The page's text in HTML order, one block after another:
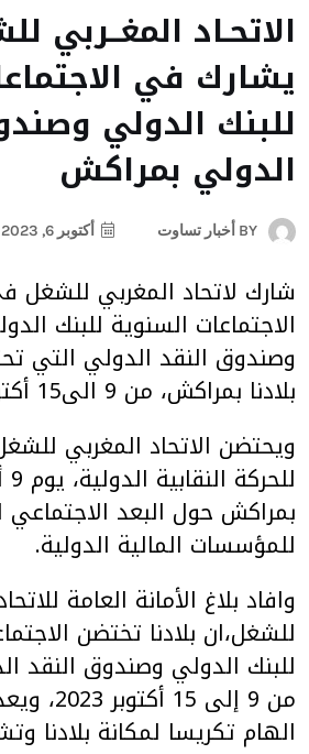
الاتحـاد المغــربي
يشارك في
للبنك الدولي
الدولي بمراكش
BY أخبار تساوت أكتوبر 6, 2023
شارك لاتحاد المغربي للشغل
الاجتماعات السنوية للبنك
وصندوق النقد الدولي التي
بلادنا بمراكش، من 9 الى15 أكتوبر 2023 .
ويحتضن الاتحاد المغربي
بمراكش حول البعد الاجتماعي
للمؤسسات المالية الدولية.
وافاد بلاغ الأمانة العامة
للشغل،ان بلادنا تختضن
للبنك الدولي وصندوق النقد
من 9 إلى
الهام تكريسا لمكانة بلادنا